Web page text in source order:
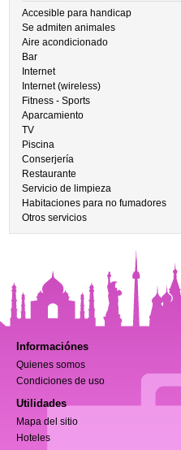
Accesible para handicap
Se admiten animales
Aire acondicionado
Bar
Internet
Internet (wireless)
Fitness - Sports
Aparcamiento
TV
Piscina
Conserjería
Restaurante
Servicio de limpieza
Habitaciones para no fumadores
Otros servicios
Informaciónes
Quienes somos
Condiciones de uso
Utilidades
Mapa del sitio
Hoteles